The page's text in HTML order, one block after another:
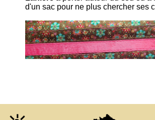
d'un sac pour ne plus chercher ses